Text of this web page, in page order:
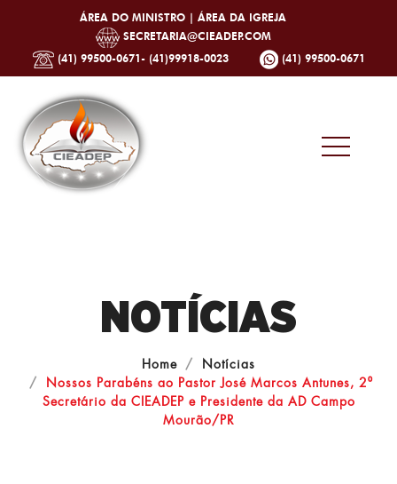
ÁREA DO MINISTRO | ÁREA DA IGREJA
SECRETARIA@CIEADEP.COM
(41) 99500-0671- (41)99918-0023
(41) 99500-0671
NOTÍCIAS
Home
Notícias
Nossos Parabéns ao Pastor José Marcos Antunes, 2⁰
Secretário da CIEADEP e Presidente da AD Campo
Mourão/PR